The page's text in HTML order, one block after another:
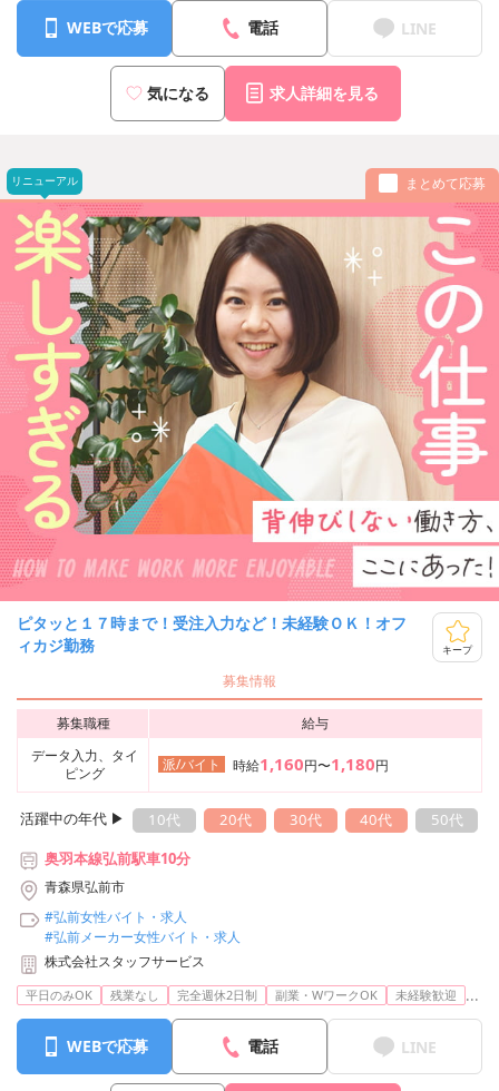
WEBで応募 電話 LINE
気になる 求人詳細を見る
リニューアル まとめて応募
ピタッと１７時まで！受注入力など！未経験ＯＫ！オフ
ィカジ勤務
キープ
募集情報
募集職種
給与
データ入力、タイ
ピング
派/バイト 時給1,160円〜1,180円
活躍中の年代 ▶︎ 10代 20代 30代 40代
50代
奥羽本線弘前駅車10分
青森県弘前市
#弘前女性バイト・求人
#弘前メーカー女性バイト・求人
株式会社スタッフサービス
平日のみOK 残業なし 完全週休2日制 副業・WワークOK 未経験歓迎 ...
WEBで応募 電話 LINE